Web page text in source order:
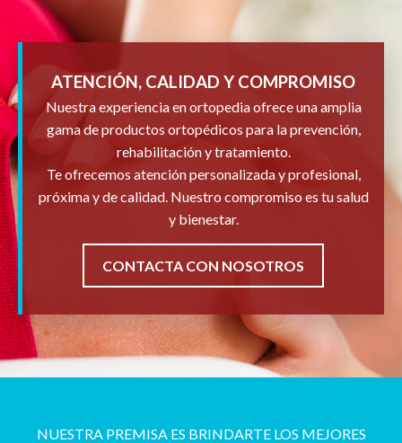
ATENCIÓN, CALIDAD Y COMPROMISO
Nuestra experiencia en ortopedia ofrece una amplia
gama de productos ortopédicos para la prevención,
rehabilitación y tratamiento.
Te ofrecemos atención personalizada y profesional,
próxima y de calidad. Nuestro compromiso es tu salud
y bienestar.
CONTACTA CON NOSOTROS
NUESTRA PREMISA ES BRINDARTE LOS MEJORES